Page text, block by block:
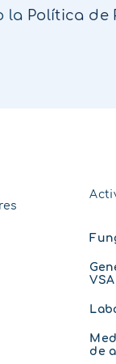
la Política de
VSA
de